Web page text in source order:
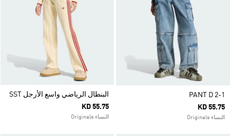
2-1 PANT D
KD 55.75
النساء Originals
البنطال الرياضي واسع الأرجل SST
KD 55.75
النساء Originals